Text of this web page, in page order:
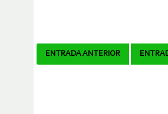
Navegador
ENTRADA ANTERIOR